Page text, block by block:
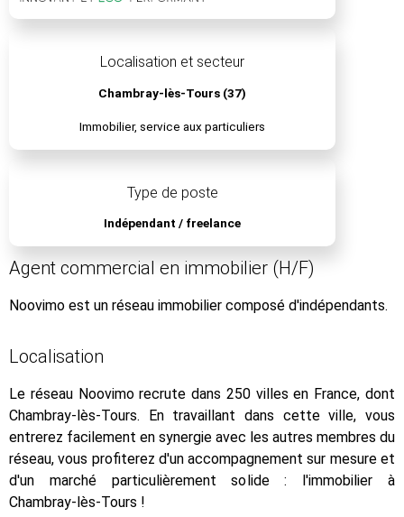
Localisation et secteur
Chambray-lès-Tours (37)
Immobilier, service aux particuliers
Type de poste
Indépendant / freelance
Agent commercial en immobilier (H/F)
Noovimo est un réseau immobilier composé d'indépendants.
Localisation
Le réseau Noovimo recrute dans 250 villes en France, dont
Chambray-lès-Tours. En travaillant dans cette ville, vous
entrerez facilement en synergie avec les autres membres du
réseau, vous profiterez d'un accompagnement sur mesure et
d'un marché particulièrement solide : l'immobilier à
Chambray-lès-Tours !